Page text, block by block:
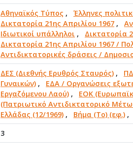
Αθηναϊκός Τύπος , Έλληνες
Δικτατορία 21ης Απριλίου 1967 ,
Ιδιωτικοί υπάλληλοι , Δικτατορία
Δικτατορία 21ης Απριλίου 1967 /
Αντιδικτατορικές δράσεις /
ΔΕΣ (Διεθνής Ερυθρός Σταυρός) ,
Γυναικών) , ΕΔΑ / Οργανώσεις
Εργαζόμενου Λαού) , ΕΟΚ
(Πατριωτικό Αντιδικτατορικό
Ελλάδας (12/1969) , Βήμα (Το) (εφ.) ,
3